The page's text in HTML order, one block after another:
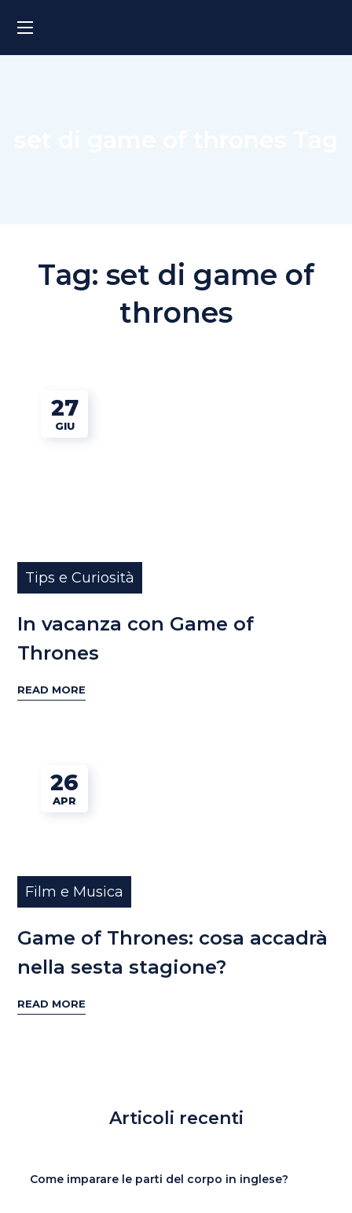
Tag: set di game of
thrones
27
GIU
Tips e Curiosità
In vacanza con Game of
Thrones
READ MORE
26
APR
Film e Musica
Game of Thrones: cosa accadrà
nella sesta stagione?
READ MORE
Articoli recenti
Come imparare le parti del corpo in inglese?